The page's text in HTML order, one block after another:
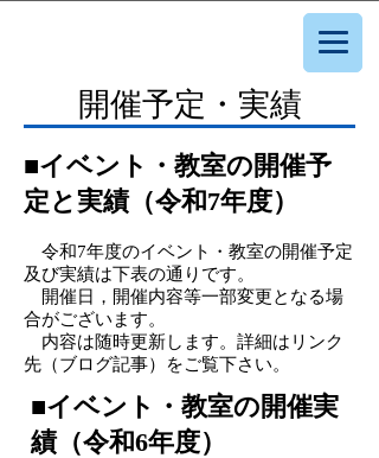
開催予定・実績
■イベント・教室の開催予
定と実績（令和7年度）
令和7年度のイベント・教室の開催予定
及び実績は下表の通りです。
​ 開催日，開催内容等一部変更となる場
合がございます。
​ 内容は随時更新します。詳細はリンク
先（ブログ記事）をご覧下さい。
■イベント・教室の開催実
績（令和6年度）